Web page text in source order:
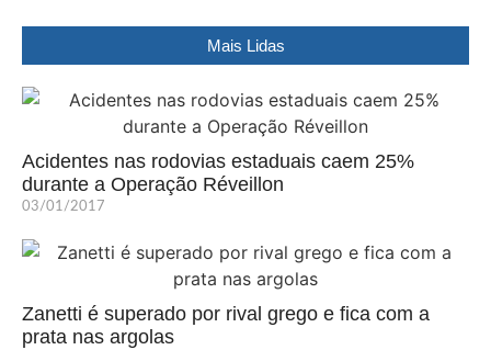
Mais Lidas
Acidentes nas rodovias estaduais caem 25%
durante a Operação Réveillon
03/01/2017
Zanetti é superado por rival grego e fica com a
prata nas argolas